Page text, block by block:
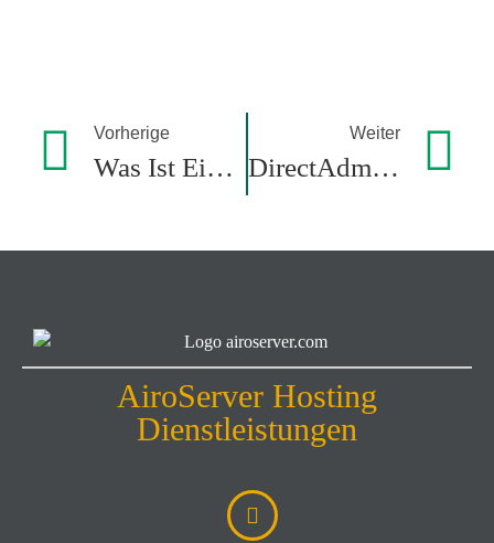
Vorherige
Was Ist Eine Geparkte Domain Und Wie Kann Man Eine Domain In DirectAdmin Parken?
Weiter
DirectAdmin Eigenschaften
AiroServer Hosting
Dienstleistungen